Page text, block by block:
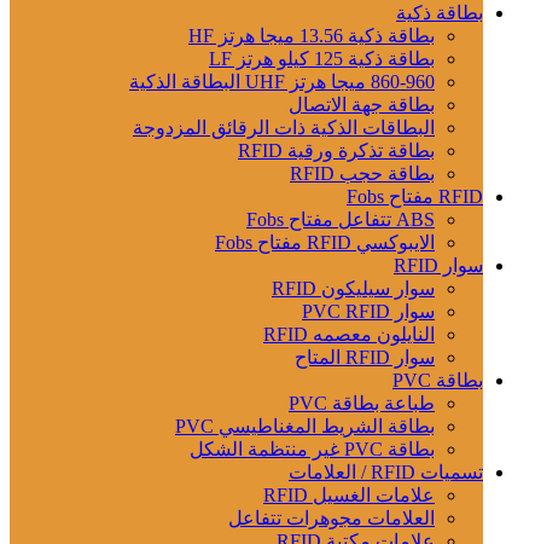
بطاقة ذكية
بطاقة ذكية 13.56 ميجا هرتز HF
بطاقة ذكية 125 كيلو هرتز LF
860-960 ميجا هرتز UHF البطاقة الذكية
بطاقة جهة الاتصال
البطاقات الذكية ذات الرقائق المزدوجة
بطاقة تذكرة ورقية RFID
بطاقة حجب RFID
RFID مفتاح Fobs
ABS تتفاعل مفتاح Fobs
الايبوكسي RFID مفتاح Fobs
سوار RFID
سوار سيليكون RFID
سوار PVC RFID
النايلون معصمه RFID
سوار RFID المتاح
بطاقة PVC
طباعة بطاقة PVC
بطاقة الشريط المغناطيسي PVC
بطاقة PVC غير منتظمة الشكل
تسميات RFID / العلامات
علامات الغسيل RFID
العلامات مجوهرات تتفاعل